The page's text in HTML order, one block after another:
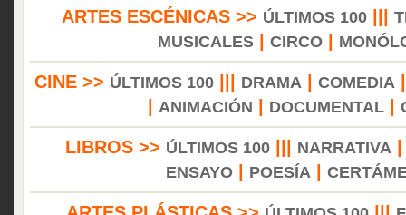
ARTES ESCÉNICAS >> ÚLTIMOS 100
MUSICALES
CIRCO
CINE >> ÚLTIMOS 100||| DRAMA COMEDIA
ANIMACIÓN DOCUMENTAL|
LIBROS >> ÚLTIMOS 100 NARRATIVA
ENSAYO| POESÍA